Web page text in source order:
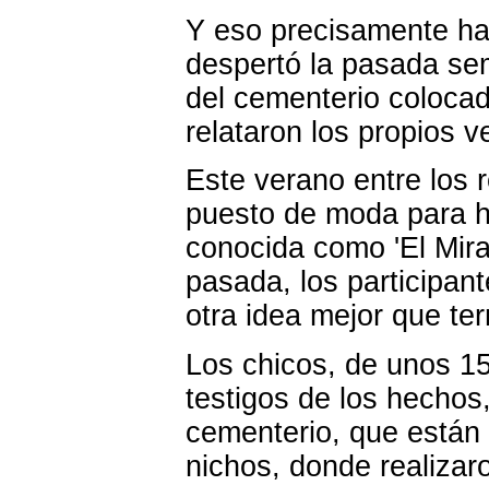
Y eso precisamente
despertó la pasada
del cementerio
relataron los propios
Este verano entre los
puesto de moda para
conocida como 'El
pasada, los
otra idea mejor que
Los chicos, de unos
testigos de los
cementerio, que
nichos, donde